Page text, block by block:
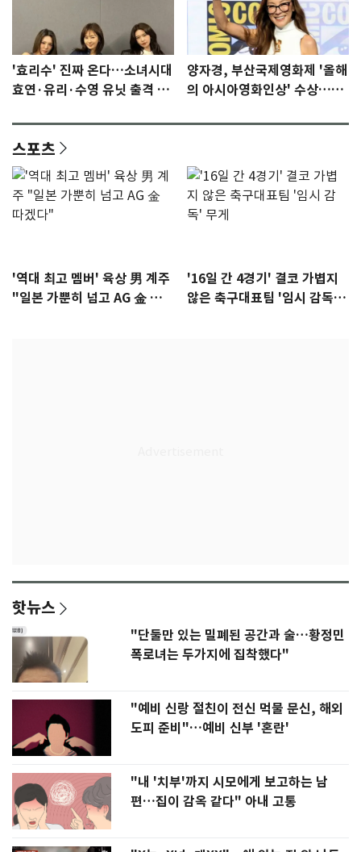
'효리수' 진짜 온다…소녀시대
효연·유리·수영 유닛 출격 [N
양자경, 부산국제영화제 '올해
의 아시아영화인상' 수상…15
스포츠
'역대 최고 멤버' 육상 男 계주
"일본 가뿐히 넘고 AG 金 따겠
'16일 간 4경기' 결코 가볍지
않은 축구대표팀 '임시 감독'
핫뉴스
"단둘만 있는 밀폐된 공간과 술…황정민
폭로녀는 두가지에 집착했다"
"예비 신랑 절친이 전신 먹물 문신, 해외
도피 준비"…예비 신부 '혼란'
"내 '치부'까지 시모에게 보고하는 남
편…집이 감옥 같다" 아내 고통